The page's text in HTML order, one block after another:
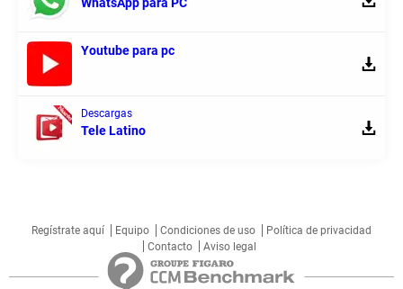
Youtube para pc
Descargas
Tele Latino
Regístrate aquí Equipo Condiciones de uso
Política de privacidad
Contacto
Aviso legal